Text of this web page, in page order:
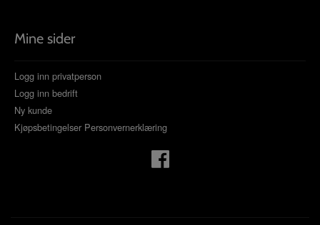
Mine sider
Logg inn privatperson
Logg inn bedrift
Ny kunde
Kjøpsbetingelser Personvernerklæring